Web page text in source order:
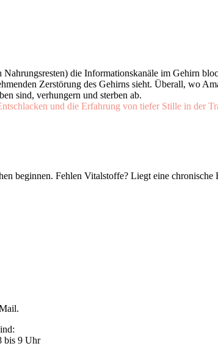
die Informationskanäle im Gehirn
Zerstörung des Gehirns sieht. Überall, wo
sind, verhungern und sterben ab.
und die Erfahrung von tiefer Stille in der
beginnen. Fehlen Vitalstoffe? Liegt eine
bis 9 Uhr